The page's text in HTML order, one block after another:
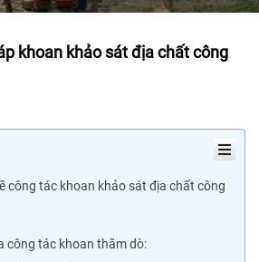
khoan khảo sát địa chất công
công tác khoan khảo sát địa chất công
công tác khoan thăm dò: